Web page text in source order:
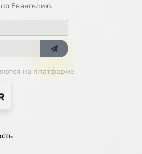
Евангелию.
на платформе